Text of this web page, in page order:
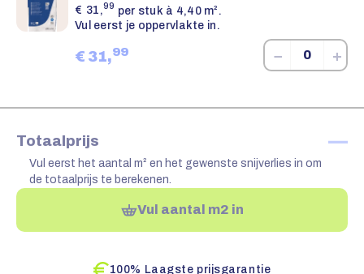
€ 31,99 per stuk à 4,40 m².
Vul eerst je oppervlakte in.
€ 31,99 − +
Totaalprijs —
Vul eerst het aantal m² en het gewenste snijverlies in om
de totaalprijs te berekenen.
Vul aantal m2 in
100% Laagste prijsgarantie